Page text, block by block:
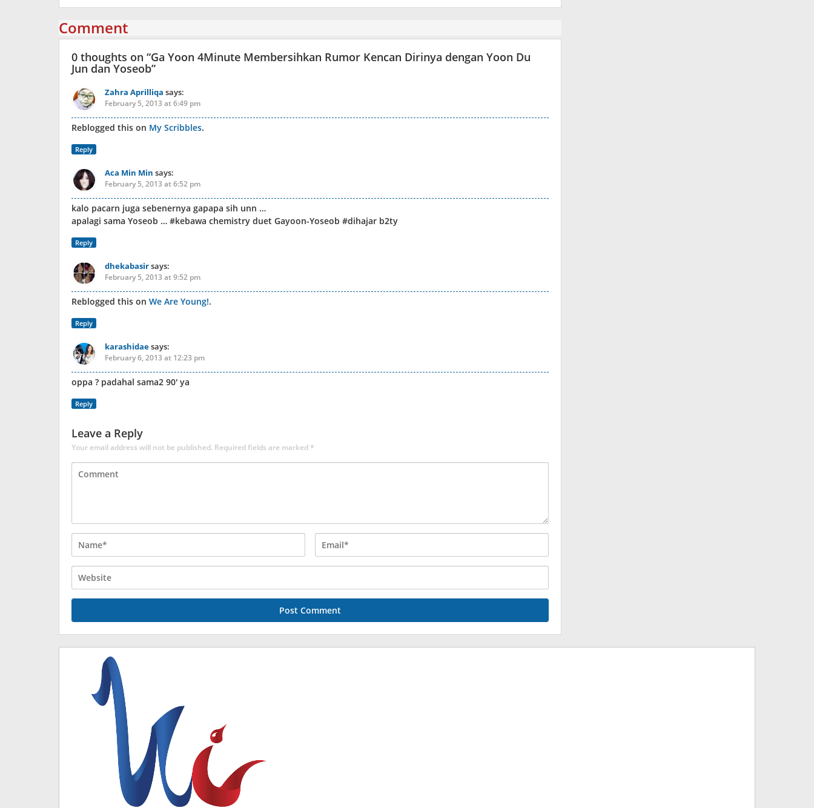
Comment
0 thoughts on “Ga Yoon 4Minute Membersihkan Rumor Kencan Dirinya dengan Yoon Du
Jun dan Yoseob”
Zahra Aprilliqa says:
February 5, 2013 at 6:49 pm
Reblogged this on My Scribbles.
Reply
Aca Min Min says:
February 5, 2013 at 6:52 pm
kalo pacarn juga sebenernya gapapa sih unn …
apalagi sama Yoseob … #kebawa chemistry duet Gayoon-Yoseob #dihajar b2ty
Reply
dhekabasirsays:
February 5, 2013 at 9:52 pm
Reblogged this on We Are Young!.
Reply
karashidaesays:
February 6, 2013 at 12:23 pm
oppa ? padahal sama2 90′ ya
Reply
Leave a Reply
Your email address will not be published. Required fields are marked*